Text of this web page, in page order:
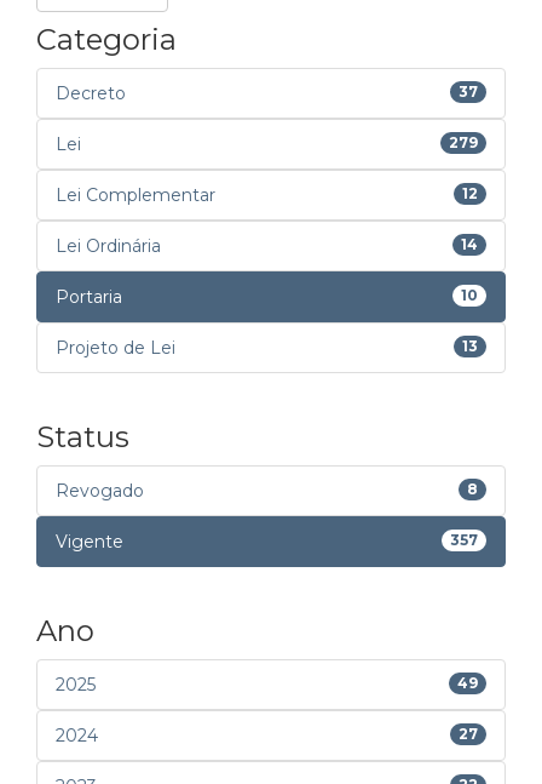
Categoria
Decreto 37
Lei 279
Lei Complementar 12
Lei Ordinária 14
Portaria 10
Projeto de Lei 13
Status
Revogado 8
Vigente 357
Ano
2025 49
2024 27